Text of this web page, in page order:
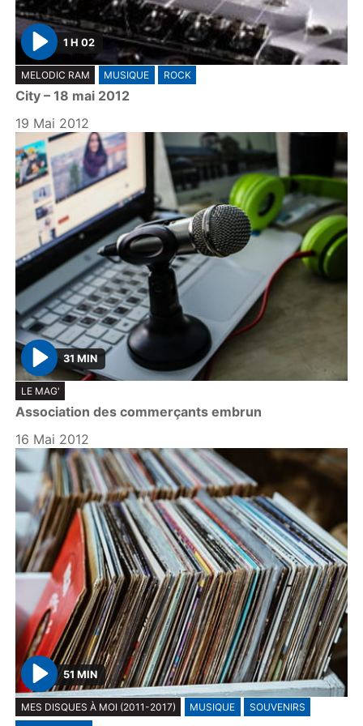
P
l
a
y
1 H 02
MELODIC RAM MUSIQUE ROCK
City – 18 mai 2012
19 Mai 2012
P
l
a
y
31 MIN
LE MAG'
Association des commerçants embrun
16 Mai 2012
P
l
51 MIN
MES DISQUES À MOI (2011-2017) MUSIQUE
SOUVENIRS